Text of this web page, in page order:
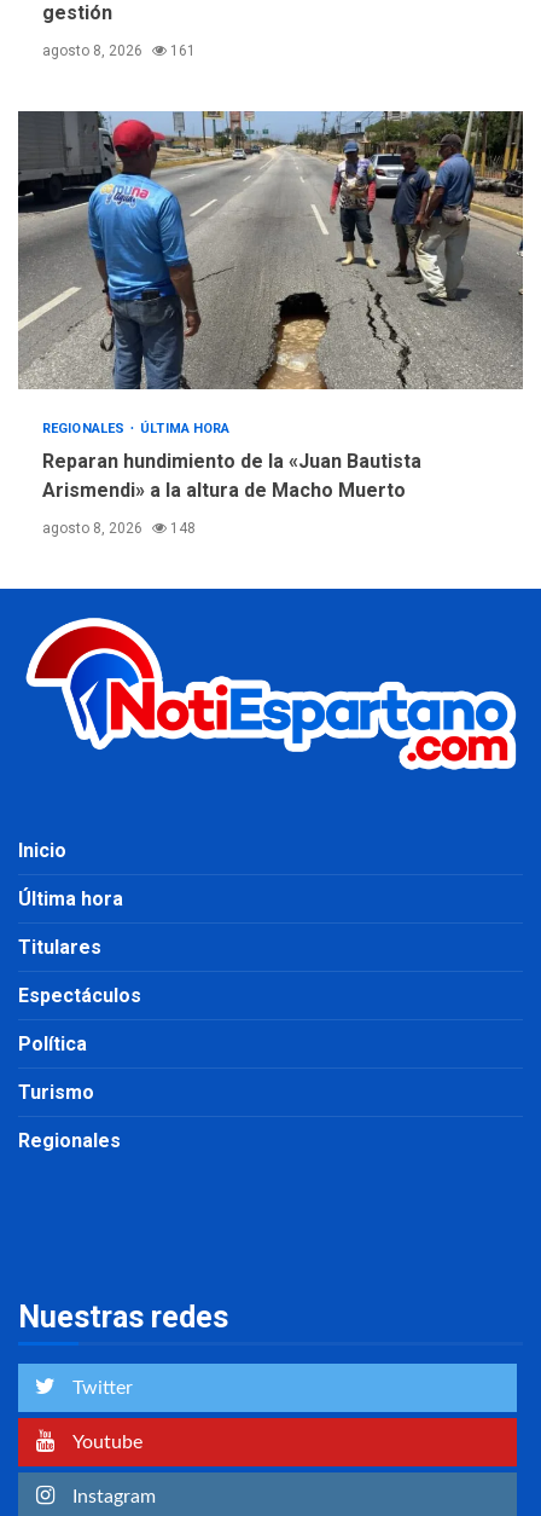
gestión
agosto 8, 2026 161
REGIONALES ÚLTIMA HORA
Reparan hundimiento de la «Juan Bautista
Arismendi» a la altura de Macho Muerto
agosto 8, 2026 148
Inicio
Última hora
Titulares
Espectáculos
Política
Turismo
Regionales
Nuestras redes
Twitter
Youtube
Instagram